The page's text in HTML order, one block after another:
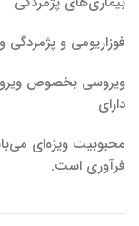
فوزاریومی و
دارای
محبوبیت ویژه‌ای
فرآوری است.